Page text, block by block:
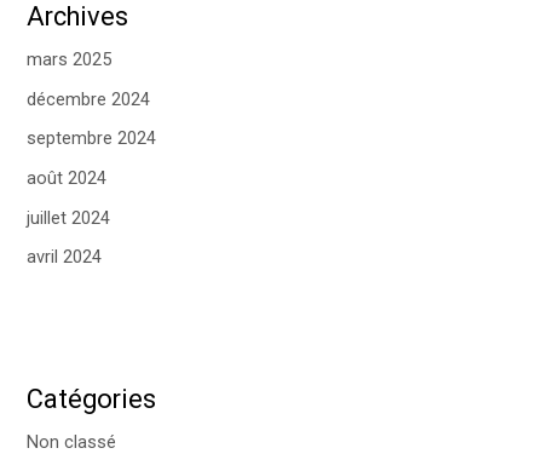
Archives
mars 2025
décembre 2024
septembre 2024
août 2024
juillet 2024
avril 2024
Catégories
Non classé